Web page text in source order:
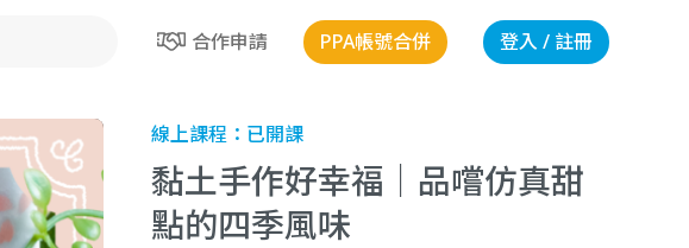
合作申請 PPA帳號合併 登入 / 註冊
線上課程： 已開課
黏土手作好幸福｜品嚐仿真甜
點的四季風味